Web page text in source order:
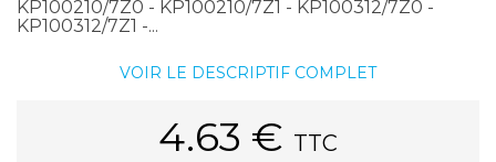
KP100210/7Z0 - KP100210/7Z1 - KP100312/7Z0 -
KP100312/7Z1 -...
VOIR LE DESCRIPTIF COMPLET
4.63 € TTC